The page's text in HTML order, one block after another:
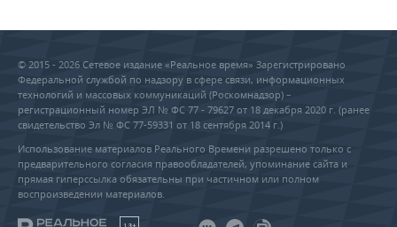
© 2015 - 2026 Сетевое издание «Реальное время» Зарегистрировано
Федеральной службой по надзору в сфере связи, информационных
технологий и массовых коммуникаций (Роскомнадзор) –
регистрационный номер ЭЛ № ФС 77 - 79627 от 18 декабря 2020 г. (ранее
свидетельство Эл № ФС 77-59331 от 18 сентября 2014 г.)
Использование материалов Реального Времени разрешено только с
предварительного согласия правообладателей, упоминание сайта и
прямая гиперссылка обязательны при частичном или полном
воспроизведении материалов.
18+